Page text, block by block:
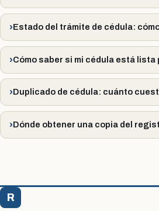
Estado del trámite de cédula:
Cómo saber si mi cédula está lista
Duplicado de cédula: cuánto
Dónde obtener una copia del
R